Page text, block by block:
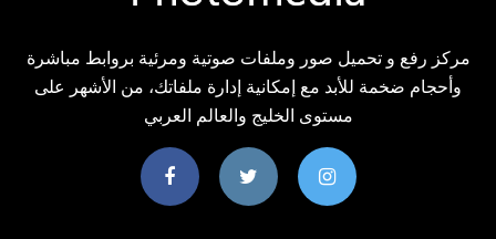
مركز رفع و تحميل صور وملفات صوتية ومرئية بروابط مباشرة
وأحجام ضخمة للأبد مع إمكانية إدارة ملفاتك، من الأشهر على
مستوى الخليج والعالم العربي